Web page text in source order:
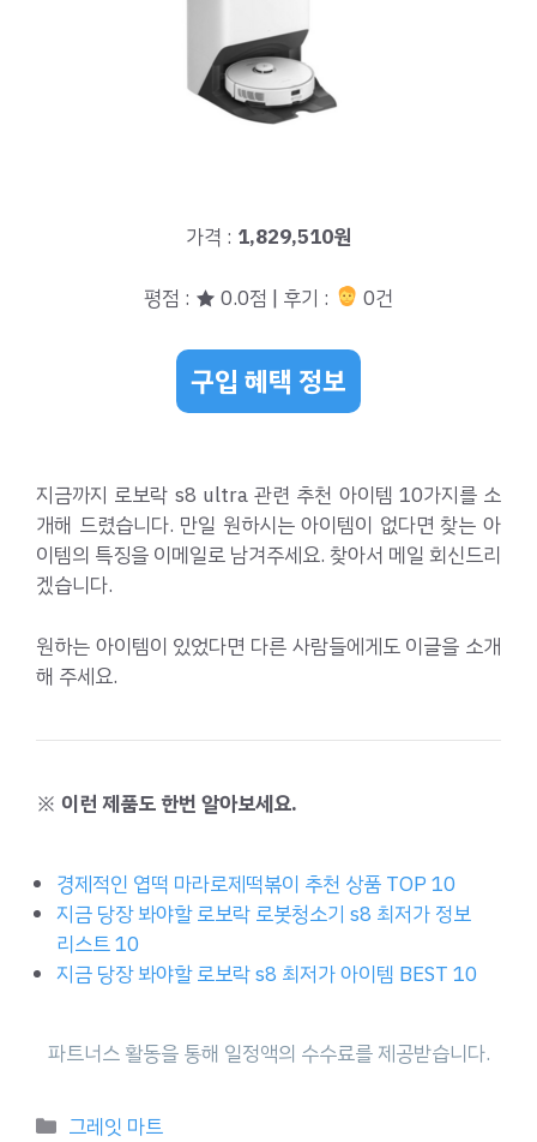
가격 : 1,829,510원
평점 : ★ 0.0점 | 후기 : 0건
구입 혜택 정보
지금까지 로보락 s8 ultra 관련 추천 아이템 10가지를 소
개해 드렸습니다. 만일 원하시는 아이템이 없다면 찾는 아
이템의 특징을 이메일로 남겨주세요. 찾아서 메일 회신드리
겠습니다.
원하는 아이템이 있었다면 다른 사람들에게도 이글을 소개
해 주세요.
※ 이런 제품도 한번 알아보세요.
경제적인 엽떡 마라로제떡볶이 추천 상품 TOP 10
지금 당장 봐야할 로보락 로봇청소기 s8 최저가 정보
리스트 10
지금 당장 봐야할 로보락 s8 최저가 아이템 BEST 10
Categories
그레잇 마트